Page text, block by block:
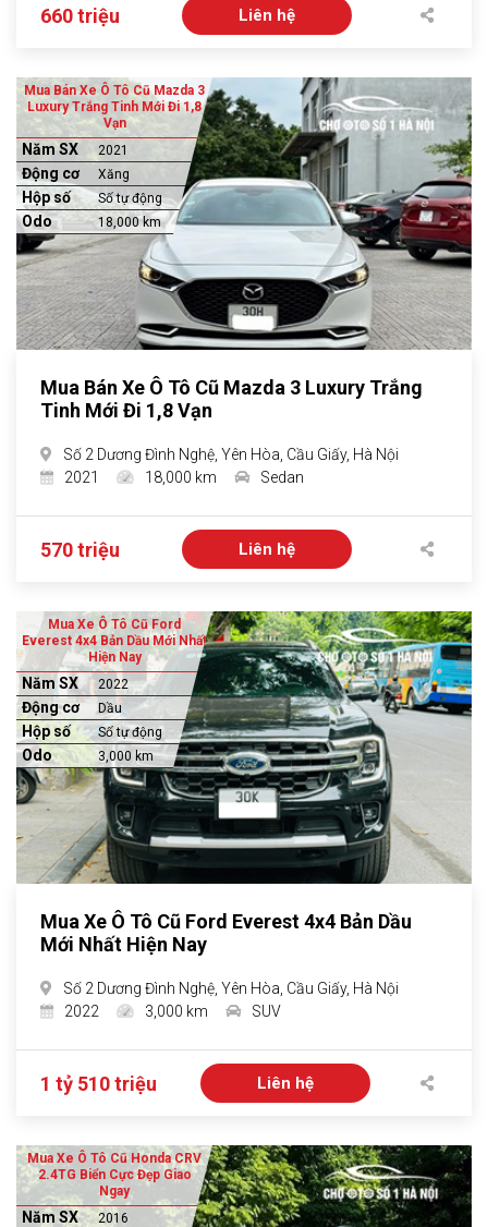
660 triệu Liên hệ
Mua Bán Xe Ô Tô Cũ Mazda 3
Luxury Trắng Tinh Mới Đi 1,8
Vạn
Năm SX 2021
Động cơ Xăng
Hộp số Số tự động
Odo 18,000 km
Mua Bán Xe Ô Tô Cũ Mazda 3 Luxury Trắng
Tinh Mới Đi 1,8 Vạn
Số 2 Dương Đình Nghệ, Yên Hòa, Cầu Giấy, Hà Nội
2021
18,000 km Sedan
570 triệu Liên hệ
Mua Xe Ô Tô Cũ Ford
Everest 4x4 Bản Dầu Mới Nhất
Hiện Nay
Năm SX 2022
Động cơ Dầu
Hộp số Số tự động
Odo 3,000 km
Mua Xe Ô Tô Cũ Ford Everest 4x4 Bản Dầu
Mới Nhất Hiện Nay
Số 2 Dương Đình Nghệ, Yên Hòa, Cầu Giấy, Hà Nội
2022
3,000 km SUV
1 tỷ 510 triệu Liên hệ
Mua Xe Ô Tô Cũ Honda CRV
2.4TG Biển Cực Đẹp Giao
Ngay
Năm SX 2016